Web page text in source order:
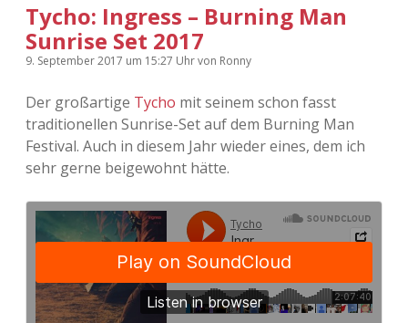
Tycho: Ingress – Burning Man
Sunrise Set 2017
9. September 2017 um 15:27 Uhrvon Ronny
Der großartige Tycho mit seinem schon fasst
traditionellen Sunrise-Set auf dem Burning Man
Festival. Auch in diesem Jahr wieder eines, dem ich
sehr gerne beigewohnt hätte.